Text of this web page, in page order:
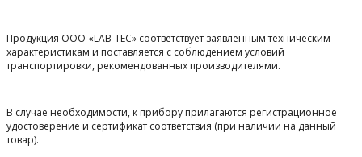
Продукция ООО «LAB-TEC» соответствует заявленным техническим
характеристикам и поставляется с соблюдением условий
транспортировки, рекомендованных производителями.
В случае необходимости, к прибору прилагаются регистрационное
удостоверение и сертификат соответствия (при наличии на данный
товар).